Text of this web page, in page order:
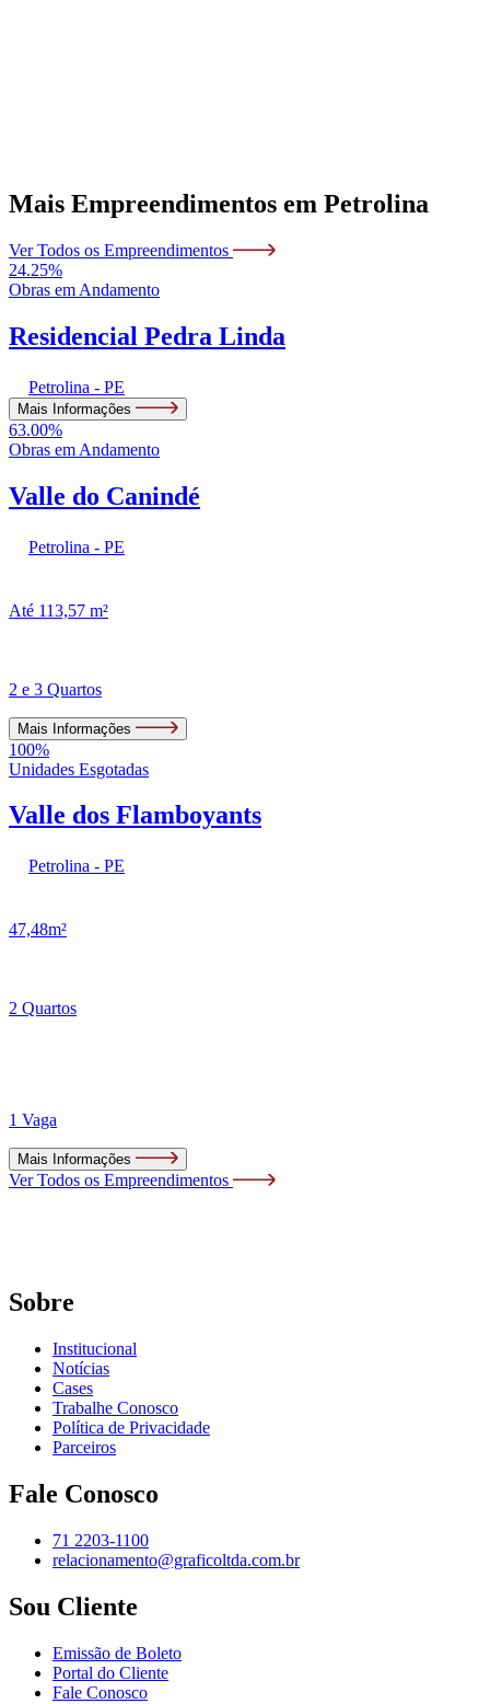
Mais Empreendimentos em Petrolina
Ver Todos os Empreendimentos
24.25%
Obras em Andamento
Residencial Pedra Linda
Petrolina - PE
Mais Informações
63.00%
Obras em Andamento
Valle do Canindé
Petrolina - PE
Até 113,57 m²
2 e 3 Quartos
Mais Informações
100%
Unidades Esgotadas
Valle dos Flamboyants
Petrolina - PE
47,48m²
2 Quartos
1 Vaga
Mais Informações
Ver Todos os Empreendimentos
Sobre
Institucional
Notícias
Cases
Trabalhe Conosco
Política de Privacidade
Parceiros
Fale Conosco
71 2203-1100
relacionamento@graficoltda.com.br
Sou Cliente
Emissão de Boleto
Portal do Cliente
Fale Conosco